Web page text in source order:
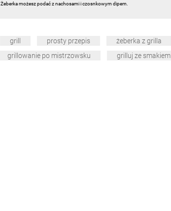
Żeberka możesz podać z nachosami i czosnkowym dipem.
grill prosty przepis żeberka z grilla
grillowanie po mistrzowsku grilluj ze smakiem